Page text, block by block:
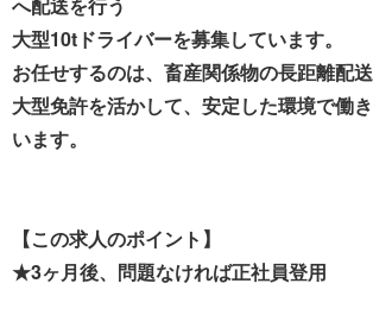
大型10tドライバーを募集しています。
お任せするのは、畜産関係物の長距離配送
大型免許を活かして、安定した環境で働
います。
【この求人のポイント】
★3ヶ月後、問題なければ正社員登用